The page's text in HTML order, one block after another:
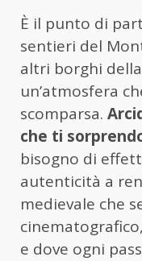
È il punto di
sentieri del
altri borghi
un’atmosfera
scomparsa.
che ti
bisogno di
autenticità a
medievale che
e dove ogni